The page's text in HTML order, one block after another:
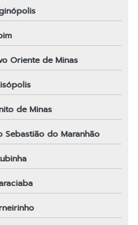
Oriente de Minas
de Minas
Sebastião do Maranhão